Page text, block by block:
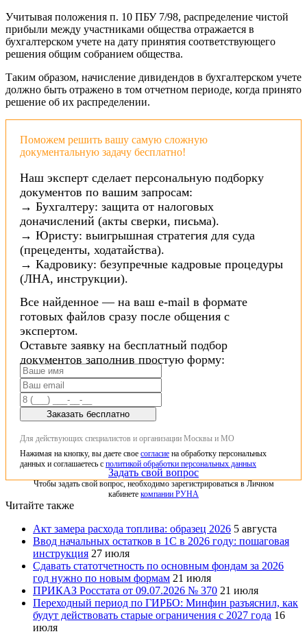
Учитывая положения п. 10 ПБУ 7/98, распределение чистой
прибыли между участниками общества отражается в
бухгалтерском учете на дату принятия соответствующего
решения общим собранием общества.
Таким образом, начисление дивидендов в бухгалтерском учете
должно быть отражено в том отчетном периоде, когда принято
решение об их распределении.
Поможем решить вашу самую сложную
документальную задачу бесплатно!
Наш эксперт сделает персональную подборку
документов по вашим запросам:
→ Бухгалтеру: защита от налоговых
доначислений (акты сверки, письма).
→ Юристу: выигрышная стратегия для суда
(прецеденты, ходатайства).
→ Кадровику: безупречные кадровые процедуры
(ЛНА, инструкции).
Все найденное — на ваш e-mail в формате
готовых файлов сразу после общения с
экспертом.
Оставьте заявку на бесплатный подбор
документов заполнив простую форму:
Заказать бесплатно
Для действующих специалистов и организации Москвы и МО
Нажимая на кнопку, вы даете свое согласие на обработку персональных
данных и соглашаетесь с политикой обработки персональных данных
Задать свой вопрос
Чтобы задать свой вопрос, необходимо зарегистрироваться в Личном
кабинете компании РУНА
Читайте также
Акт замера расхода топлива: образец 2026 5 августа
Ввод начальных остатков в 1С в 2026 году: пошаговая
инструкция 27 июля
Сдавать статотчетность по основным фондам за 2026
год нужно по новым формам 21 июля
ПРИКАЗ Росстата от 09.07.2026 № 370 21 июля
Переходный период по ГИРБО: Минфин разъяснил, как
будут действовать старые ограничения с 2027 года 16
июля